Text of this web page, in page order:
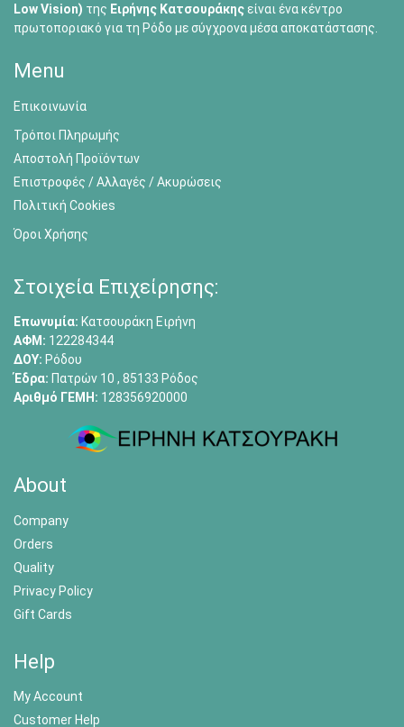
Low Vision) της Ειρήνης Κατσουράκηςείναι ένα κέντρο
πρωτοποριακό για τη Ρόδο με σύγχρονα μέσα αποκατάστασης.
Menu
Επικοινωνία
Τρόποι Πληρωμής
Αποστολή Προϊόντων
Επιστροφές / Αλλαγές / Ακυρώσεις
Πολιτική Cookies
Όροι Χρήσης
Στοιχεία Επιχείρησης:
Επωνυμία: Κατσουράκη Ειρήνη
ΑΦΜ: 122284344
ΔΟΥ: Ρόδου
Έδρα: Πατρών 10 , 85133 Ρόδος
Αριθμό ΓΕΜΗ: 128356920000
About
Company
Orders
Quality
Privacy Policy
Gift Cards
Help
My Account
Customer Help